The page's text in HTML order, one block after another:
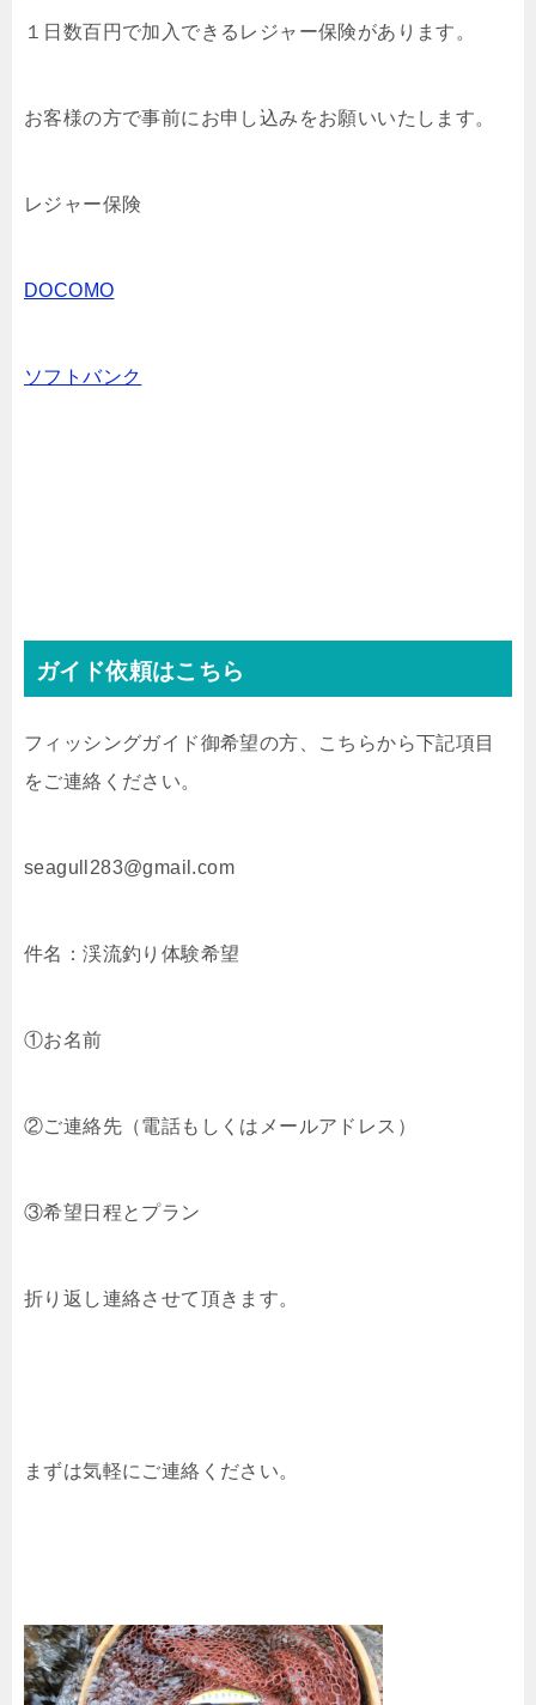
１日数百円で加入できるレジャー保険があります。
お客様の方で事前にお申し込みをお願いいたします。
レジャー保険
DOCOMO
ソフトバンク
ガイド依頼はこちら
フィッシングガイド御希望の方、こちらから下記項目
をご連絡ください。
seagull283@gmail.com
件名：渓流釣り体験希望
①お名前
②ご連絡先（電話もしくはメールアドレス）
③希望日程とプラン
折り返し連絡させて頂きます。
まずは気軽にご連絡ください。